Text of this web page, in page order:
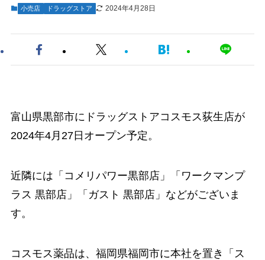
小売店 ドラッグストア 2024年4月28日
富山県黒部市にドラッグストアコスモス荻生店が
2024年4月27日オープン予定。
近隣には「コメリパワー黒部店」「ワークマンプ
ラス 黒部店」「ガスト 黒部店」などがございま
す。
コスモス薬品は、福岡県福岡市に本社を置き「ス